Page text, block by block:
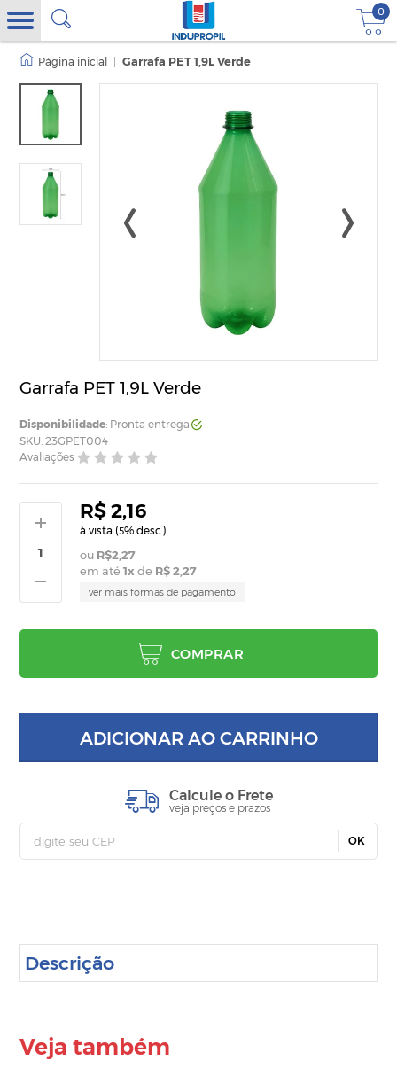
0
Garrafa PET 1,9L Verde
Garrafa PET 1,9L Verde
Disponibilidade: Pronta entrega
SKU: 23GPET004
Avaliações
R$ 2,16
à vista (5% desc.)
R$2,27
em até1x de R$ 2,27
ver mais formas de pagamento
COMPRAR
ADICIONAR AO CARRINHO
Calcule o Frete
veja preços e prazos
OK
Descrição
Veja também